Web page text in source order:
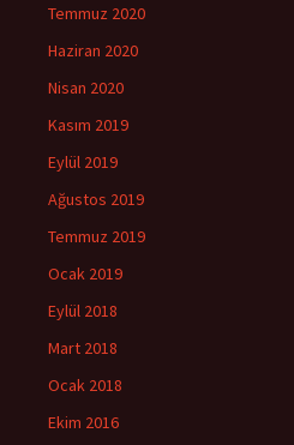
Temmuz 2020
Haziran 2020
Nisan 2020
Kasım 2019
Eylül 2019
Ağustos 2019
Temmuz 2019
Ocak 2019
Eylül 2018
Mart 2018
Ocak 2018
Ekim 2016